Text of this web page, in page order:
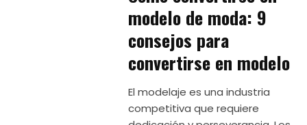
modelo de moda: 9
consejos para
convertirse en modelo
El modelaje es una industria
competitiva que requiere